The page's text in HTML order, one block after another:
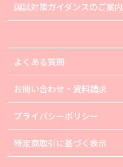
国試対策ガイダンスのご案内
よくある質問
お問い合わせ・資料請求
プライバシーポリシー
特定商取引に基づく表示